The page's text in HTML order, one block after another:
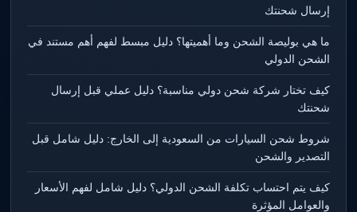
إرسال شحنتك
ما هي بوليصة الشحن وما أهميتها؟ دليل مبسط لفهم أهم مستند في
الشحن الدولي
كيف تختار شركة شحن دولي مناسبة؟ دليل عملي قبل إرسال
شحنتك
شروط شحن السيارات من السعودية إلى الخارج: دليل شامل قبل
التصدير والشحن
كيف يتم احتساب تكلفة الشحن الدولي؟ دليل شامل لفهم الأسعار
والعوامل المؤثرة